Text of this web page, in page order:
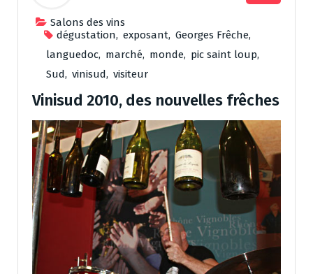
Salons des vins
dégustation, exposant, Georges Frêche,
languedoc, marché, monde, pic saint loup,
Sud, vinisud, visiteur
Vinisud 2010, des nouvelles frêches